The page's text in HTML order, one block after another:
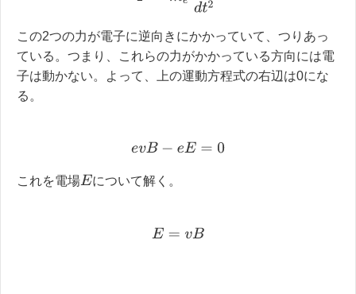
この2つの力が電子に逆向きにかかっていて、つりあっ
ている。つまり、これらの力がかかっている方向には電
子は動かない。よって、上の運動方程式の右辺は0にな
る。
ev B−eE= 0
これを電場E について解く。
E=vB